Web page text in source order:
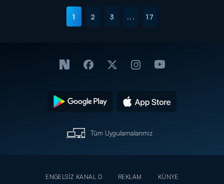
1 2 3 ... 17
Tüm Uygulamalarımız
ENGELSİZ KANAL D REKLAM
KÜNYE